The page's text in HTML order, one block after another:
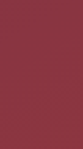
d'au moins
d'installer les